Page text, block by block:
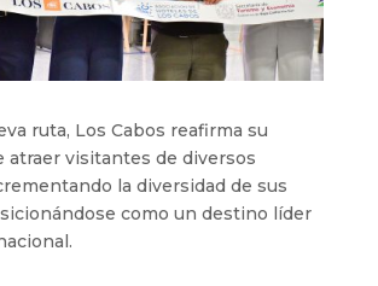
ruta, Los Cabos reafirma su
atraer visitantes de diversos
la diversidad de sus
como un destino líder